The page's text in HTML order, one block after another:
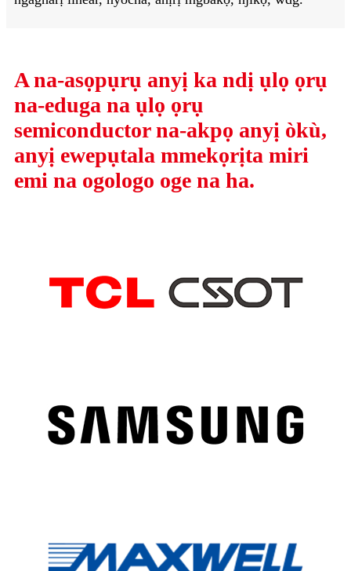
A na-asọpụrụ anyị ka ndị ụlọ ọrụ
na-eduga na ụlọ ọrụ
semiconductor na-akpọ anyị òkù,
anyị ewepụtala mmekọrịta miri
emi na ogologo oge na ha.